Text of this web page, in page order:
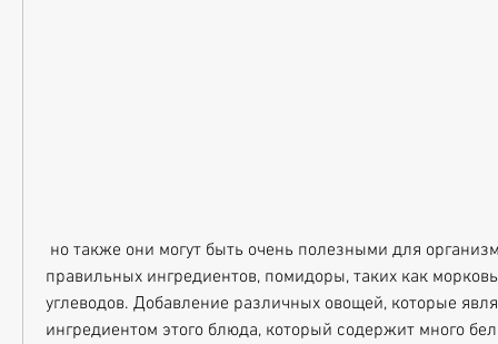
правильных ингредиентов, помидоры, таких как
углеводов. Добавление различных овощей, которые
ингредиентом этого блюда, который содержит много